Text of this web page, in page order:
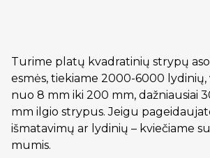
Turime platų kvadratinių strypų
esmės, tiekiame 2000-6000 lydinių,
nuo 8 mm iki 200 mm, dažniausiai
mm ilgio strypus. Jeigu
išmatavimų ar lydinių – kviečiame
mumis.